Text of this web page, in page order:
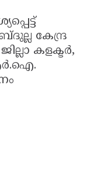
കേന്ദ്ര
കളക്ടർ,